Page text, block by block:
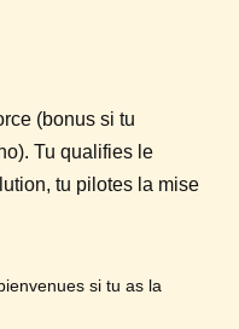
(bonus si tu
Tu qualifies le
tu pilotes la mise
si tu as la